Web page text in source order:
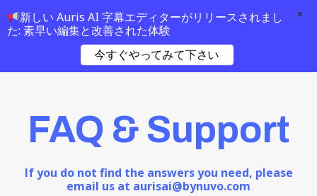
FAQ & Support
If you do not find the answers you need, please
email us at aurisai@bynuvo.com
新しい Auris AI 字幕エディターがリリースされまし
た: 素早い編集と改善された体験
今すぐやってみて下さい
×